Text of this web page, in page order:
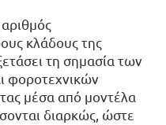
κλάδους της
τη σημασία των
φοροτεχνικών
μέσα από μοντέλα
διαρκώς, ώστε